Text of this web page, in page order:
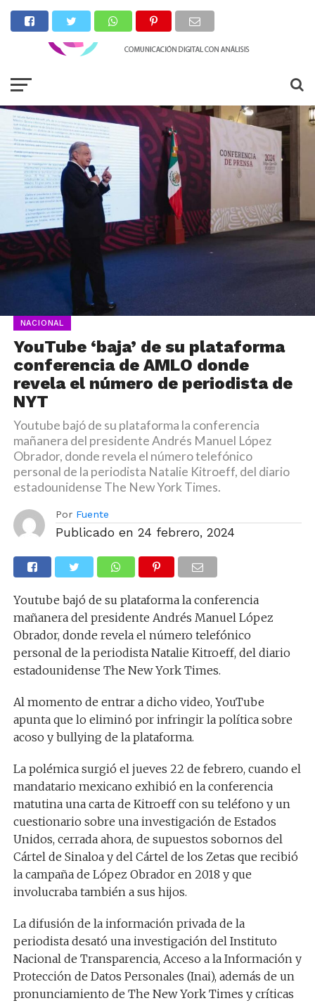
NACIONAL
YouTube ‘baja’ de su plataforma
conferencia de AMLO donde
revela el número de periodista de
NYT
Youtube bajó de su plataforma la conferencia
mañanera del presidente Andrés Manuel López
Obrador, donde revela el número telefónico
personal de la periodista Natalie Kitroeff, del diario
estadounidense The New York Times.
Por Fuente
Publicado en 24 febrero, 2024
Youtube bajó de su plataforma la conferencia
mañanera del presidente Andrés Manuel López
Obrador, donde revela el número telefónico
personal de la periodista Natalie Kitroeff, del diario
estadounidense The New York Times.
Al momento de entrar a dicho video, YouTube
apunta que lo eliminó por infringir la política sobre
acoso y bullying de la plataforma.
La polémica surgió el jueves 22 de febrero, cuando el
mandatario mexicano exhibió en la conferencia
matutina una carta de Kitroeff con su teléfono y un
cuestionario sobre una investigación de Estados
Unidos, cerrada ahora, de supuestos sobornos del
Cártel de Sinaloa y del Cártel de los Zetas que recibió
la campaña de López Obrador en 2018 y que
involucraba también a sus hijos.
La difusión de la información privada de la
periodista desató una investigación del Instituto
Nacional de Transparencia, Acceso a la Información y
Protección de Datos Personales (Inai), además de un
pronunciamiento de The New York Times y críticas